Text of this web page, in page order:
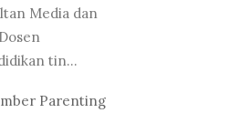
Media dan
tin...
Parenting